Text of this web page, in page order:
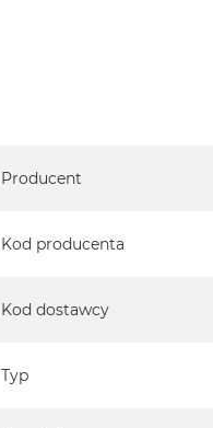
Producent
Kod producenta
Kod dostawcy
Typ